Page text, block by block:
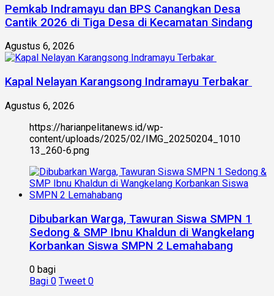
Pemkab Indramayu dan BPS Canangkan Desa
Cantik 2026 di Tiga Desa di Kecamatan Sindang
Agustus 6, 2026
Kapal Nelayan Karangsong Indramayu Terbakar
Agustus 6, 2026
https://harianpelitanews.id/wp-
content/uploads/2025/02/IMG_20250204_1010
13_260-6.png
Dibubarkan Warga, Tawuran Siswa SMPN 1
Sedong & SMP Ibnu Khaldun di Wangkelang
Korbankan Siswa SMPN 2 Lemahabang
0 bagi
Bagi 0 Tweet 0